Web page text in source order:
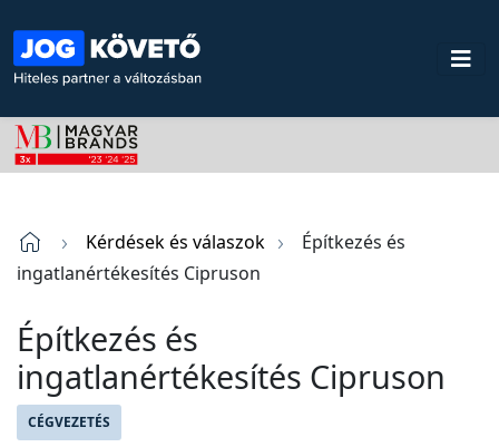
Kérdések és válaszok
Építkezés és
ingatlanértékesítés Cipruson
Építkezés és
ingatlanértékesítés Cipruson
CÉGVEZETÉS